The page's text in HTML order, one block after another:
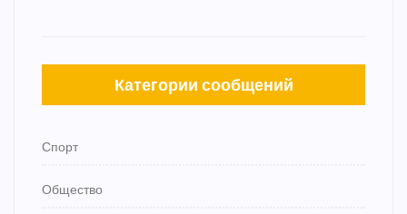
Категории сообщений
Спорт
Общество